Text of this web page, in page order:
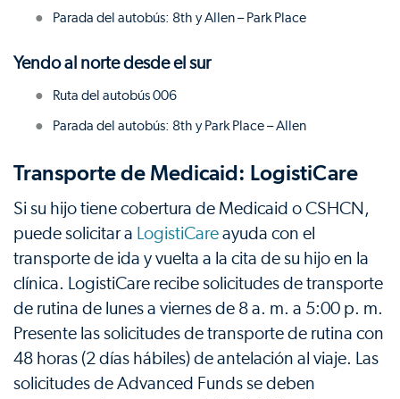
Parada del autobús: 8th y Allen – Park Place
Yendo al norte desde el sur
Ruta del autobús 006
Parada del autobús: 8th y Park Place – Allen
Transporte de Medicaid: LogistiCare
Si su hijo tiene cobertura de Medicaid o CSHCN,
puede solicitar a LogistiCare ayuda con el
transporte de ida y vuelta a la cita de su hijo en la
clínica. LogistiCare recibe solicitudes de transporte
de rutina de lunes a viernes de 8 a. m. a 5:00 p. m.
Presente las solicitudes de transporte de rutina con
48 horas (2 días hábiles) de antelación al viaje. Las
solicitudes de Advanced Funds se deben